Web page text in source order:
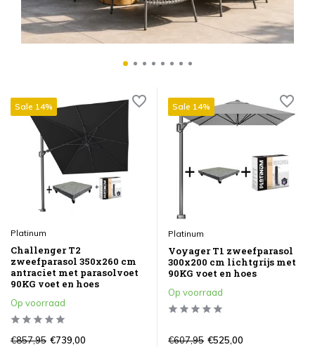
Sale 14%
Platinum
Challenger T2
zweefparasol 350x260 cm
antraciet met parasolvoet
90KG voet en hoes
Op voorraad
€857,95 €739,00
Sale 14%
Platinum
Voyager T1 zweefparasol
300x200 cm lichtgrijs met
90KG voet en hoes
Op voorraad
€607,95 €525,00